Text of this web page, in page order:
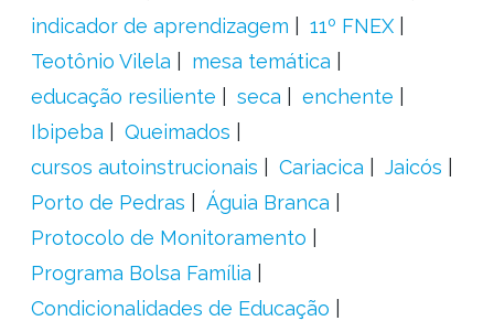
indicador de aprendizagem
11º FNEX
Teotônio Vilela
mesa temática
educação resiliente
seca
enchente
Ibipeba
Queimados
cursos autoinstrucionais
Cariacica
Jaicós
Porto de Pedras
Águia Branca
Protocolo de Monitoramento
Programa Bolsa Família
Condicionalidades de Educação